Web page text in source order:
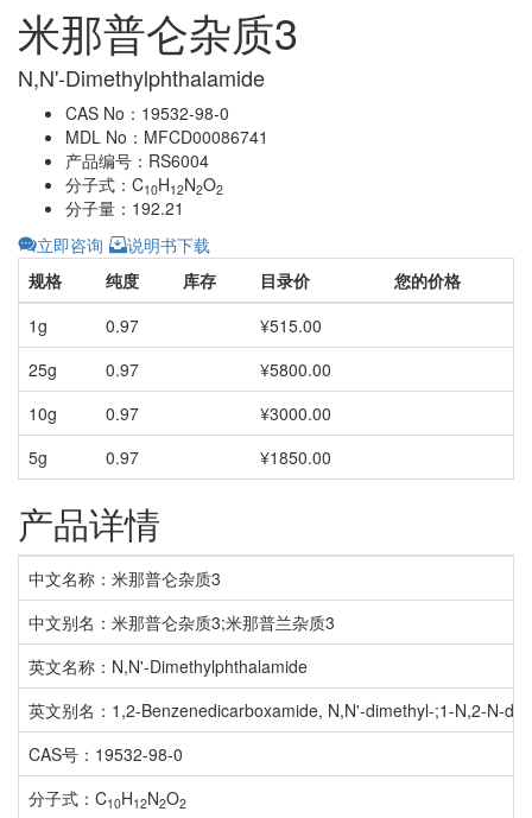
米那普仑杂质3
N,N'-Dimethylphthalamide
CAS No：19532-98-0
MDL No：MFCD00086741
产品编号：RS6004
分子式：C10H12N2O2
分子量：192.21
立即咨询
说明书下载
规格
纯度 库存 目录价
您的价格
1g
0.97
¥515.00
25g
0.97
¥5800.00
10g
0.97
¥3000.00
5g
0.97 ¥1850.00
产品详情
中文名称：米那普仑杂质3
中文别名：米那普仑杂质3;米那普兰杂质3
英文名称：N,N'-Dimethylphthalamide
英文别名：1,2-Benzenedicarboxamide, N,N'-dimethyl-;1-N,2-N-
CAS号：19532-98-0
分子式：C10H12N2O2